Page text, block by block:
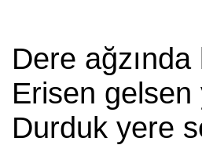
Dere
Erisen gelsen
Durduk yere